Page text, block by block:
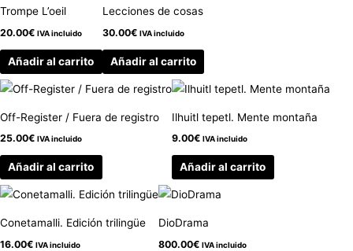
Trompe L’oeil
20.00€ IVA incluido
Añadir al carrito
Lecciones de cosas
30.00€ IVA incluido
Añadir al carrito
Off-Register / Fuera de registro
25.00€ IVA incluido
Añadir al carrito
Ilhuitl tepetl. Mente montaña
9.00€ IVA incluido
Añadir al carrito
Conetamalli. Edición trilingüe
16.00€ IVA incluido
DioDrama
800.00€ IVA incluido